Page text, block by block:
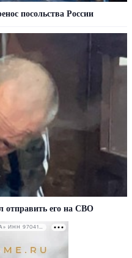
посольства России
его на СВО
РЕКЛАМА • ООО «ДРУЖБА» ИНН 9704146411